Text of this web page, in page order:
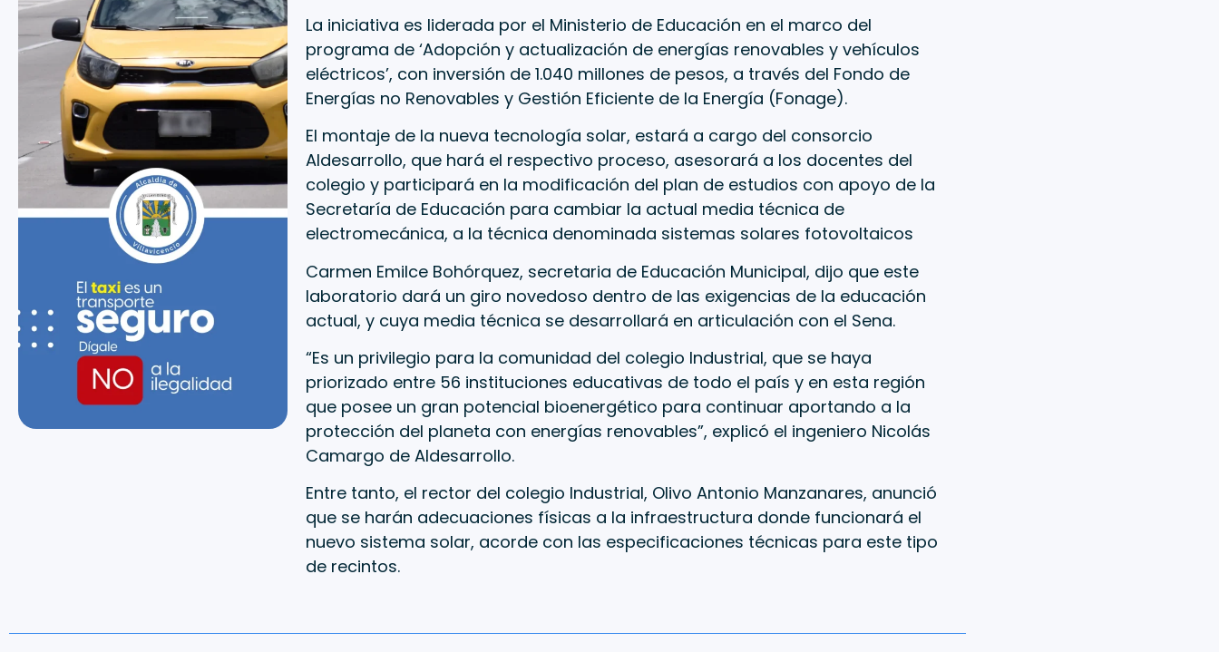
La iniciativa es liderada por el Ministerio de Educación en el marco del
programa de ‘Adopción y actualización de energías renovables y vehículos
eléctricos’, con inversión de 1.040 millones de pesos, a través del Fondo de
Energías no Renovables y Gestión Eficiente de la Energía (Fonage).
El montaje de la nueva tecnología solar, estará a cargo del consorcio
Aldesarrollo, que hará el respectivo proceso, asesorará a los docentes del
colegio y participará en la modificación del plan de estudios con apoyo de la
Secretaría de Educación para cambiar la actual media técnica de
electromecánica, a la técnica denominada sistemas solares fotovoltaicos
Carmen Emilce Bohórquez, secretaria de Educación Municipal, dijo que este
laboratorio dará un giro novedoso dentro de las exigencias de la educación
actual, y cuya media técnica se desarrollará en articulación con el Sena.
“Es un privilegio para la comunidad del colegio Industrial, que se haya
priorizado entre 56 instituciones educativas de todo el país y en esta región
que posee un gran potencial bioenergético para continuar aportando a la
protección del planeta con energías renovables”, explicó el ingeniero Nicolás
Camargo de Aldesarrollo.
Entre tanto, el rector del colegio Industrial, Olivo Antonio Manzanares, anunció
que se harán adecuaciones físicas a la infraestructura donde funcionará el
nuevo sistema solar, acorde con las especificaciones técnicas para este tipo
de recintos.